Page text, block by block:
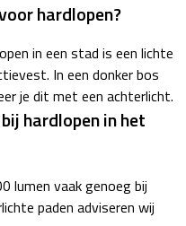
hardlopen?
in een stad is een lichte
In een donker bos
je dit met een achterlicht.
hardlopen in het
lumen vaak genoeg bij
paden adviseren wij